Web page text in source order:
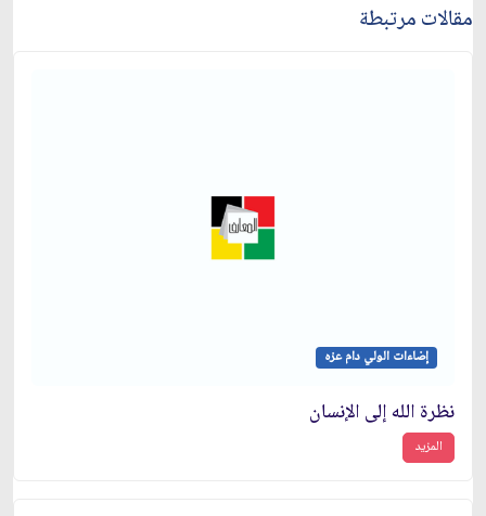
مقالات مرتبطة
إضاءات الولي دام عزه
نظرة الله إلى الإنسان
المزيد